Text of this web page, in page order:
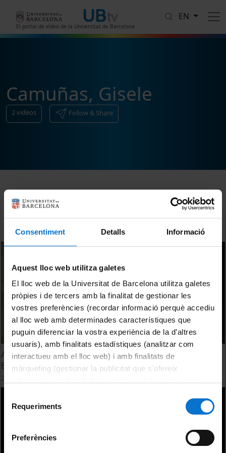
Consentiment Detalls Informació
Aquest lloc web utilitza galetes
El lloc web de la Universitat de Barcelona utilitza galetes
pròpies i de tercers amb la finalitat de gestionar les
vostres preferències (recordar informació perquè accediu
al lloc web amb determinades característiques que
puguin diferenciar la vostra experiència de la d’altres
usuaris), amb finalitats estadístiques (analitzar com
interactueu amb el lloc web) i amb finalitats de
màrqueting (gestionar la publicitat que s’ofereix
consultar laPolítica de galetes del lloc web de la
Requeriments
Preferències
El portal de vídeo de la Universitat de Barcelona
EN
Camuñas, Gisele
2videos Follow & Share
Sort
Acte d'Inauguració del curs acadèmic de la Universitat de
Barcelona 2023-2024